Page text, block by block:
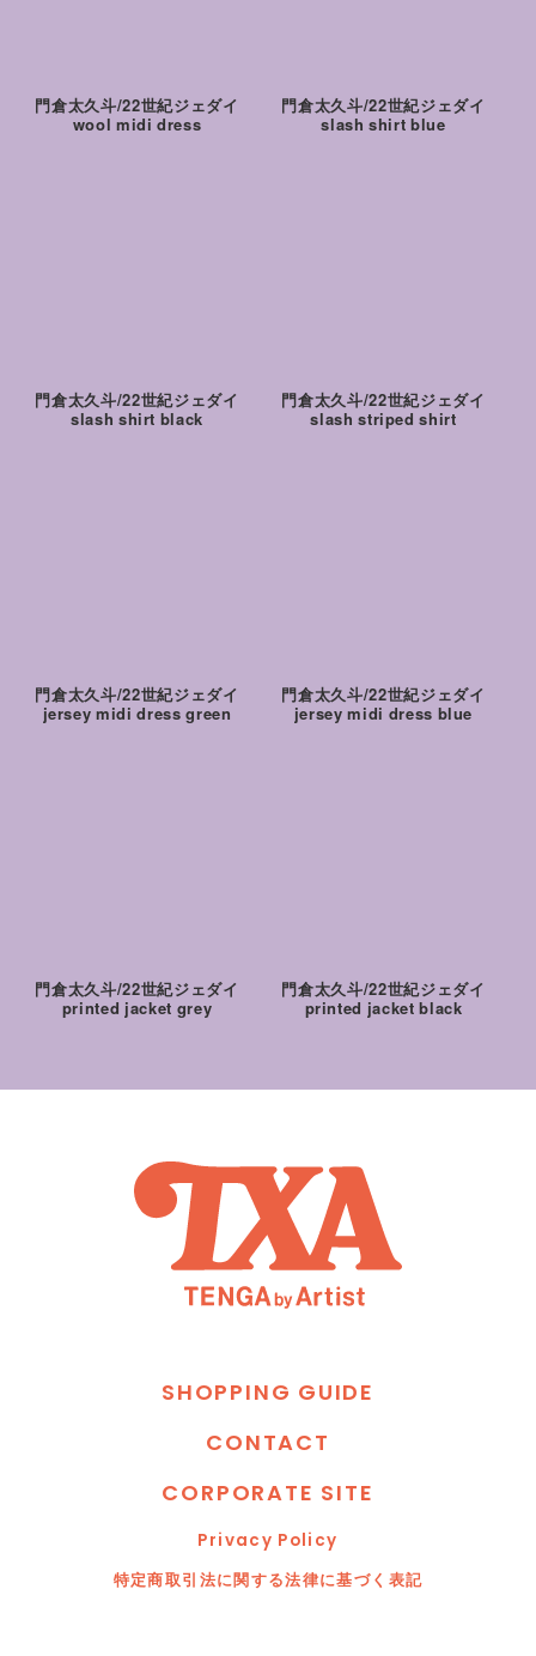
門倉太久斗/22世紀ジェダイ
wool midi dress
門倉太久斗/22世紀ジェダイ
slash shirt blue
門倉太久斗/22世紀ジェダイ
slash shirt black
門倉太久斗/22世紀ジェダイ
slash striped shirt
門倉太久斗/22世紀ジェダイ
jersey midi dress green
門倉太久斗/22世紀ジェダイ
jersey midi dress blue
門倉太久斗/22世紀ジェダイ
printed jacket grey
門倉太久斗/22世紀ジェダイ
printed jacket black
SHOPPING GUIDE
CONTACT
CORPORATE SITE
Privacy Poli cy
特定商取引 法に関する法律に基づく 表記